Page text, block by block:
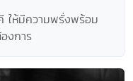
ให้มีความพรั่งพร้อม
งการ